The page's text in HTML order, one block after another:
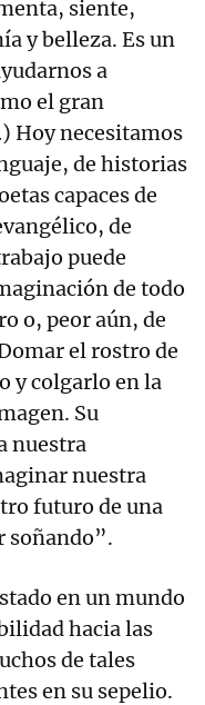
siente,
y belleza. Es un
a
el gran
Hoy necesitamos
de historias
capaces de
de
puede
de todo
o, peor aún, de
el rostro de
y colgarlo en la
Su
nuestra
nuestra
futuro de una
soñando”.
en un mundo
hacia las
de tales
en su sepelio.